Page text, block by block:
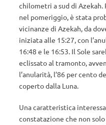
chilometri a sud di Azekah.
nel pomeriggio, è stata
vicinanze di Azekah, da
iniziata alle 15:27, con
16:48 e le 16:53. Il Sole
eclissato al tramonto,
l’anularità, l’86 per cento
coperto dalla Luna.
Una caratteristica
constatazione che non